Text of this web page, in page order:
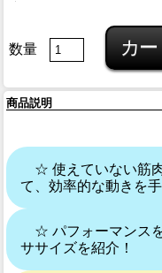
数量
商品説明
☆ 使えていない筋肉
て、効率的な動きを手
☆ パフォーマンス
ササイズを紹介！